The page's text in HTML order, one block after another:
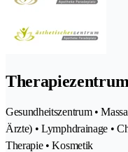
Gesundheitszentrum •
Ärzte) • Lymphdrainage •
Therapie • Kosmetik